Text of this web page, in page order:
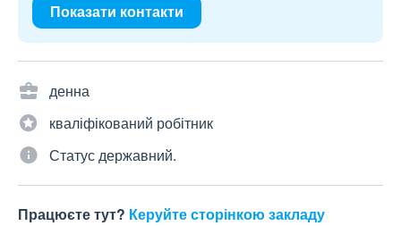
Показати контакти
денна
кваліфікований робітник
Статус державний.
Працюєте тут? Керуйте сторінкою закладу